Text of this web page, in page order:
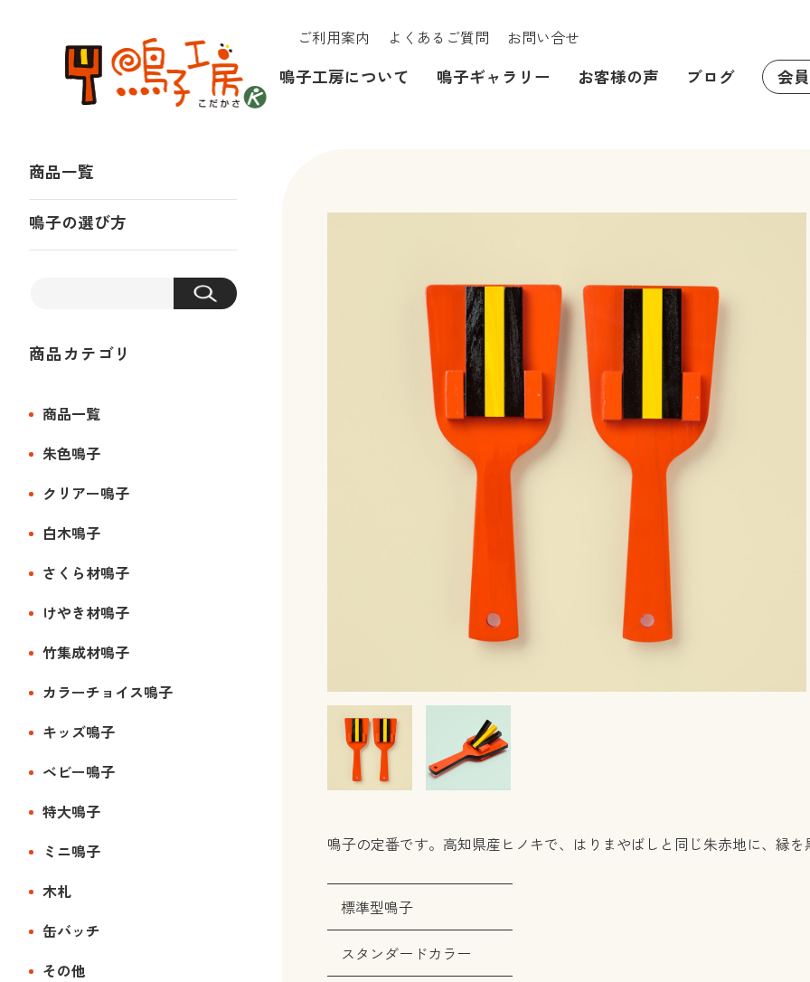
ご利用案内 よくあるご質問 お問い合せ
鳴子工房について 鳴子ギャラリー お客様の声 ブログ 会
鳴子の定番です。高知県産ヒノキで、はりまやばしと同じ朱赤地に、縁を
標準型鳴子
スタンダードカラー
商品一覧
鳴子の選び方
商品カテゴリ
商品一覧
朱色鳴子
クリアー鳴子
白木鳴子
さくら材鳴子
けやき材鳴子
竹集成材鳴子
カラーチョイス鳴子
キッズ鳴子
ベビー鳴子
特大鳴子
ミニ鳴子
木札
缶バッチ
その他